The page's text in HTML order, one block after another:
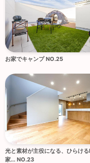
お家でキャンプ NO.25
光と素材が主役になる、ひらけ
家... NO.23